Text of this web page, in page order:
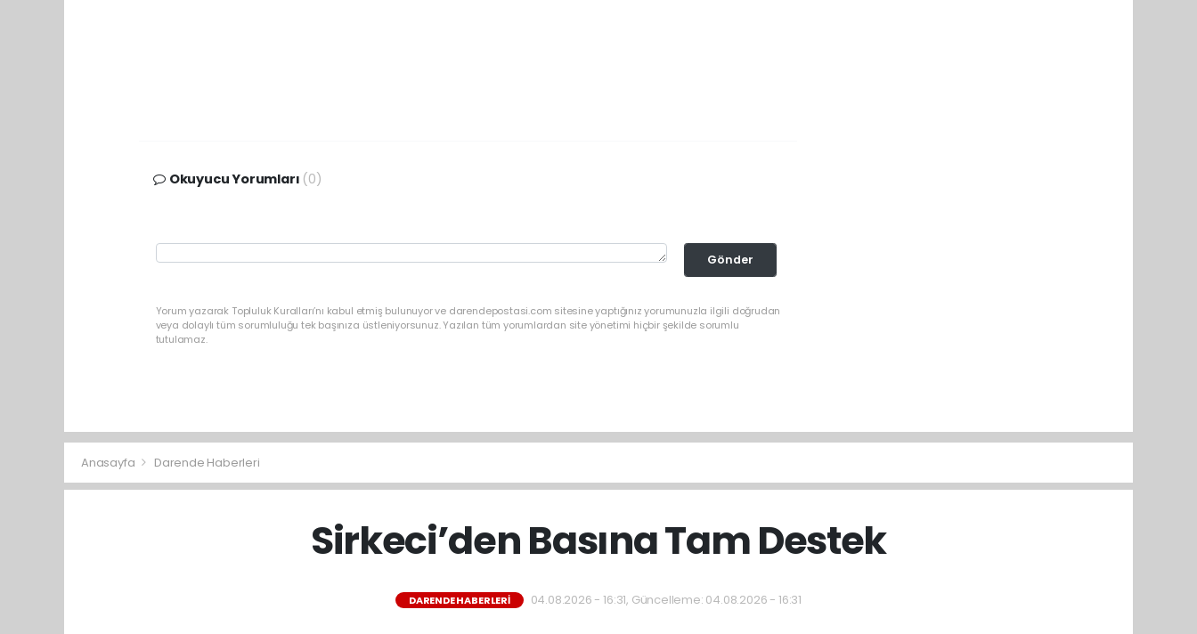
Okuyucu Yorumları (0)
Gönder
Yorum yazarak Topluluk Kuralları’nı kabul etmiş bulunuyor ve darendepostasi.com sitesine yaptığınız yorumunuzla ilgili doğrudan
veya dolaylı tüm sorumluluğu tek başınıza üstleniyorsunuz. Yazılan tüm yorumlardan site yönetimi hiçbir şekilde sorumlu
tutulamaz.
Anasayfa Darende Haberleri
Sirkeci’den Basına Tam Destek
DARENDE HABERLERI 04.08.2026 - 16:31, Güncelleme: 04.08.2026 - 16:31